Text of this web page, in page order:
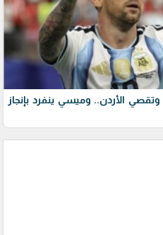
وتقصي الأردن.. وميسي ينفرد بإنجاز